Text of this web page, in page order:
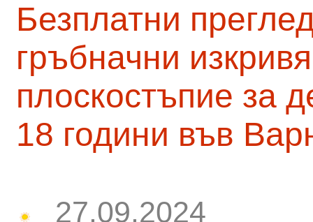
Безплатни
гръбначни
плоскостъпие за
18 години във
27.09.2024